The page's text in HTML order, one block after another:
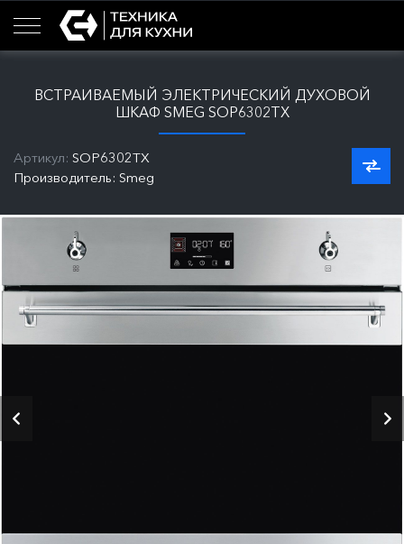
ВСТРАИВАЕМЫЙ ЭЛЕКТРИЧЕСКИЙ ДУХОВОЙ
ШКАФ SMEG SOP6302TX
Артикул: SOP6302TX
Производитель: Smeg